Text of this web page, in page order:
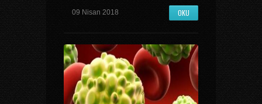
09 Nisan 2018 OKU